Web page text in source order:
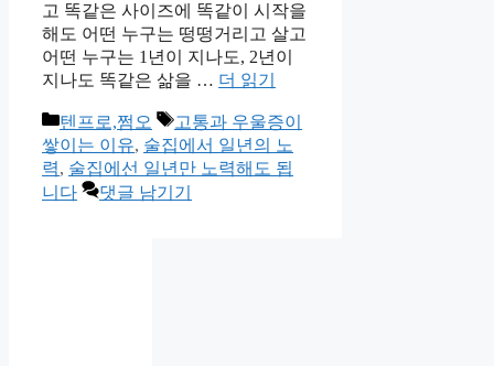
고 똑같은 사이즈에 똑같이 시작을
해도 어떤 누구는 떵떵거리고 살고
어떤 누구는 1년이 지나도, 2년이
지나도 똑같은 삶을 … 더 읽기
카
테
고
리
텐프로,쩜오
태
그
고통과 우울증이
쌓이는 이유, 술집에서 일년의 노
력, 술집에선 일년만 노력해도 됩
니다
댓글 남기기